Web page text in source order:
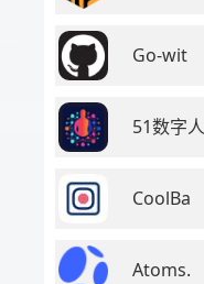
Go-wit
51数字
CoolBa
Atoms.